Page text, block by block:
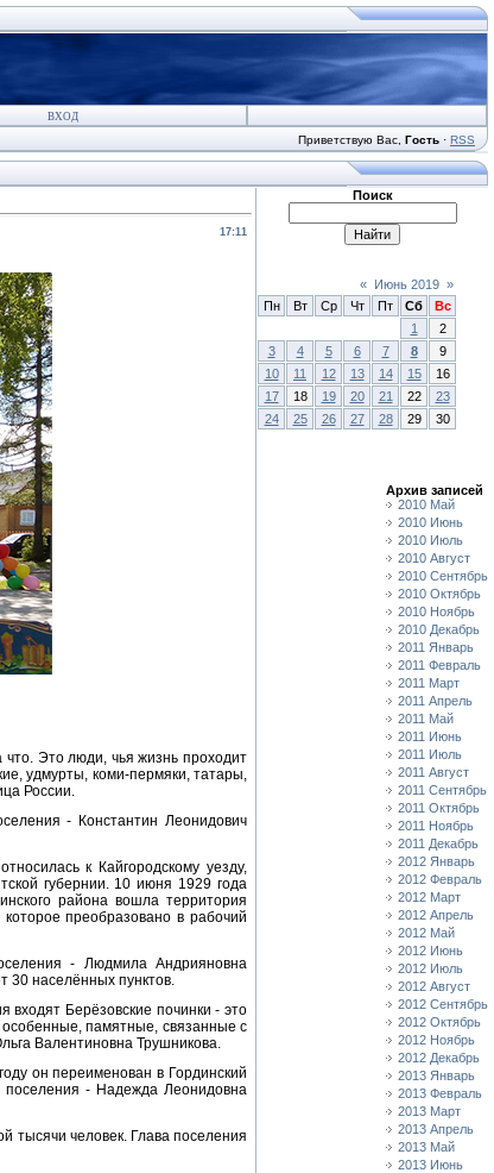
ВХОД
Приветствую Вас Гость · RSS
17:11
что. Это люди, чья жизнь проходит
удмурты, коми-пермяки, татары,
России.
- Константин Леонидович
к Кайгородскому уезду,
губернии. 10 июня 1929 года
района вошла территория
преобразовано в рабочий
- Людмила Андрияновна
30 населённых пунктов.
Берёзовские починки - это
памятные, связанные с
Валентиновна Трушникова.
он переименован в Гординский
поселения - Надежда Леонидовна
тысячи человек. Глава поселения
Поиск
« Июнь 2019 »
Пн
Вт Ср Чт Пт Сб
Вс
1
2
3
4 5 6 7 8
9
10
11 12 13 14 15
16
17
18 19 20 21 22
23
24
25 26 27 28 29 30
Архив записей
2010 Май
2010 Июнь
2010 Июль
2010 Август
2010 Сентябрь
2010 Октябрь
2010 Ноябрь
2010 Декабрь
2011 Январь
2011 Февраль
2011 Март
2011 Апрель
2011 Май
2011 Июнь
2011 Июль
2011 Август
2011 Сентябрь
2011 Октябрь
2011 Ноябрь
2011 Декабрь
2012 Январь
2012 Февраль
2012 Март
2012 Апрель
2012 Май
2012 Июнь
2012 Июль
2012 Август
2012 Сентябрь
2012 Октябрь
2012 Ноябрь
2012 Декабрь
2013 Январь
2013 Февраль
2013 Март
2013 Апрель
2013 Май
2013 Июнь